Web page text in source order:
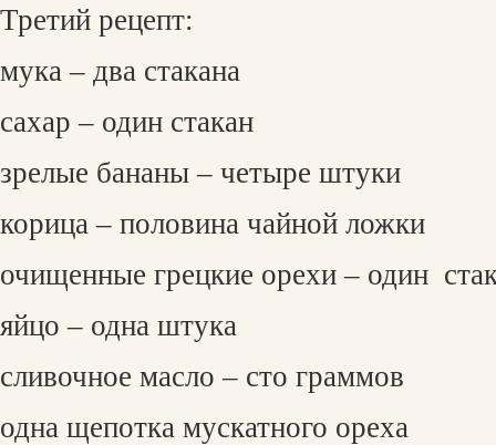
Третий рецепт:
мука – два стакана
сахар – один стакан
зрелые бананы – четыре штуки
корица – половина чайной ложки
очищенные грецкие орехи – один
яйцо – одна штука
сливочное масло – сто граммов
одна щепотка мускатного ореха